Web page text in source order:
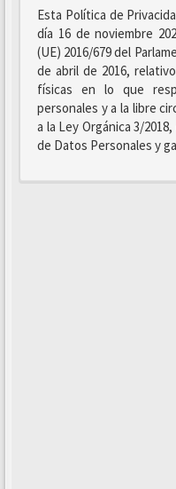
Esta Política de
día 16 de noviembre
(UE) 2016/679 del
de abril de 2016,
físicas en lo que
personales y a la libre
a la Ley Orgánica 3/
de Datos Personales y